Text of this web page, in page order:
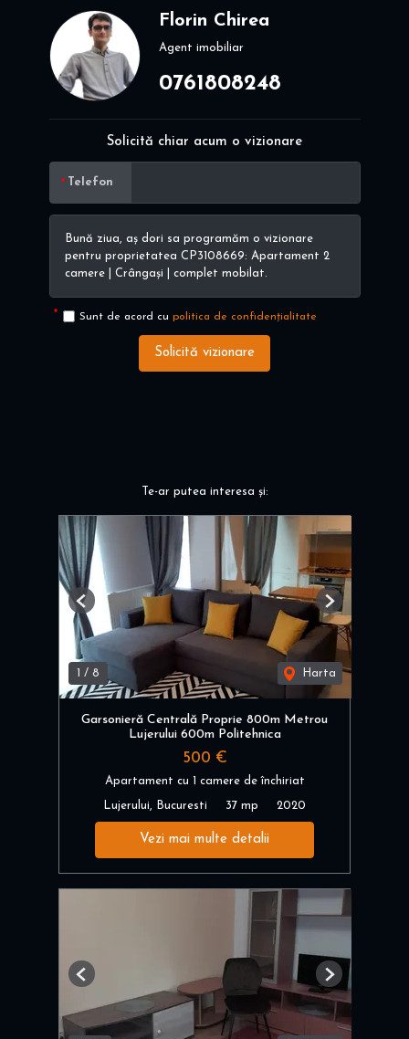
Florin Chirea
Agent imobiliar
0761808248
Solicită chiar acum o vizionare
Telefon
Sunt de acord cu politica de confidențialitate
Solicită vizionare
Te-ar putea interesa și:
/ 8 Harta
Previous Next
Garsonieră Centrală Proprie 800m Metrou
Lujerului 600m Politehnica
500 €
Apartament cu 1 camere de închiriat
Lujerului, Bucuresti 37 mp 2020
Vezi mai multe detalii
Previous Next